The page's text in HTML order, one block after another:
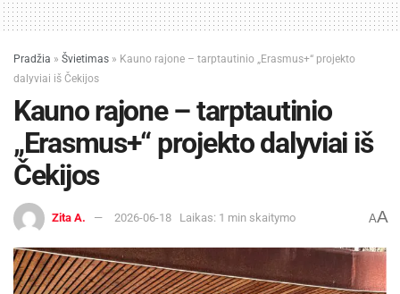
Pradžia » Švietimas » Kauno rajone – tarptautinio „Erasmus+“ projekto
dalyviai iš Čekijos
Kauno rajone – tarptautinio
„Erasmus+“ projekto dalyviai iš
Čekijos
Zita A. 2026-06-18 Laikas: 1 min skaitymo AA